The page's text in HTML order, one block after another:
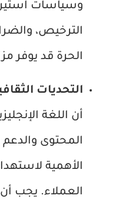
وسياسات
الترخيص،
الحرة قد يوفر
التحديات
أن اللغة
المحتوى والدعم
الأهمية
العملاء. يجب